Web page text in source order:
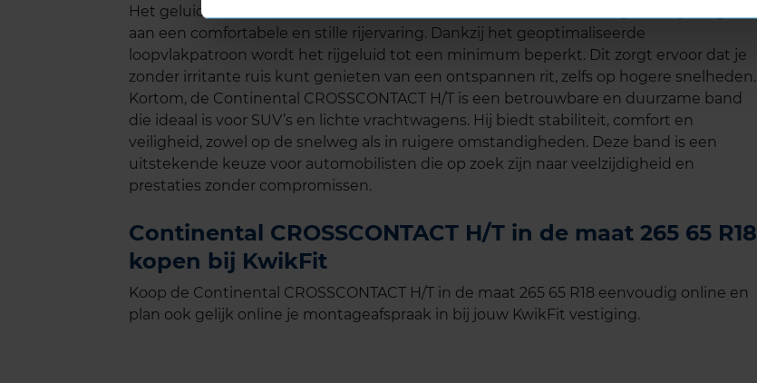
Het geluidsniveau van de **Continental CROSSCONTACT H/T** is laag, wat bijdraagt
aan een comfortabele en stille rijervaring. Dankzij het geoptimaliseerde
loopvlakpatroon wordt het rijgeluid tot een minimum beperkt. Dit zorgt ervoor dat je
zonder irritante ruis kunt genieten van een ontspannen rit, zelfs op hogere snelheden.
Kortom, de Continental CROSSCONTACT H/T is een betrouwbare en duurzame band
die ideaal is voor SUV’s en lichte vrachtwagens. Hij biedt stabiliteit, comfort en
veiligheid, zowel op de snelweg als in ruigere omstandigheden. Deze band is een
uitstekende keuze voor automobilisten die op zoek zijn naar veelzijdigheid en
prestaties zonder compromissen.
Continental CROSSCONTACT H/T in de maat 265 65 R18
kopen bij KwikFit
Koop de Continental CROSSCONTACT H/T in de maat 265 65 R18 eenvoudig online en
plan ook gelijk online je montageafspraak in bij jouw KwikFit vestiging.